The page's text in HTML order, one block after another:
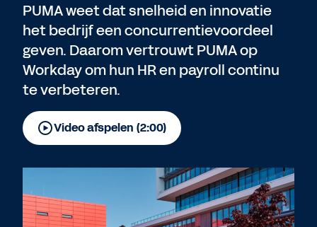
PUMA weet dat snelheid en innovatie
het bedrijf een concurrentievoordeel
geven. Daarom vertrouwt PUMA op
Workday om hun HR en payroll continu
te verbeteren.
Video afspelen (2:00)